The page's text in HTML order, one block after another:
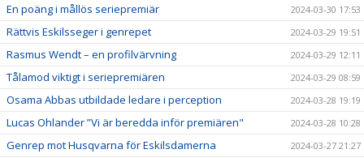
En poäng i mållös seriepremiär 2024-03-30 17:53
Rättvis Eskilsseger i genrepet 2024-03-29 19:51
Rasmus Wendt – en profilvärvning 2024-03-29 12:11
Tålamod viktigt i seriepremiären 2024-03-29 08:59
Osama Abbas utbildade ledare i perception 2024-03-28 19:19
Lucas Ohlander ”Vi är beredda inför premiären" 2024-03-28 10:28
Genrep mot Husqvarna för Eskilsdamerna 2024-03-27 21:27